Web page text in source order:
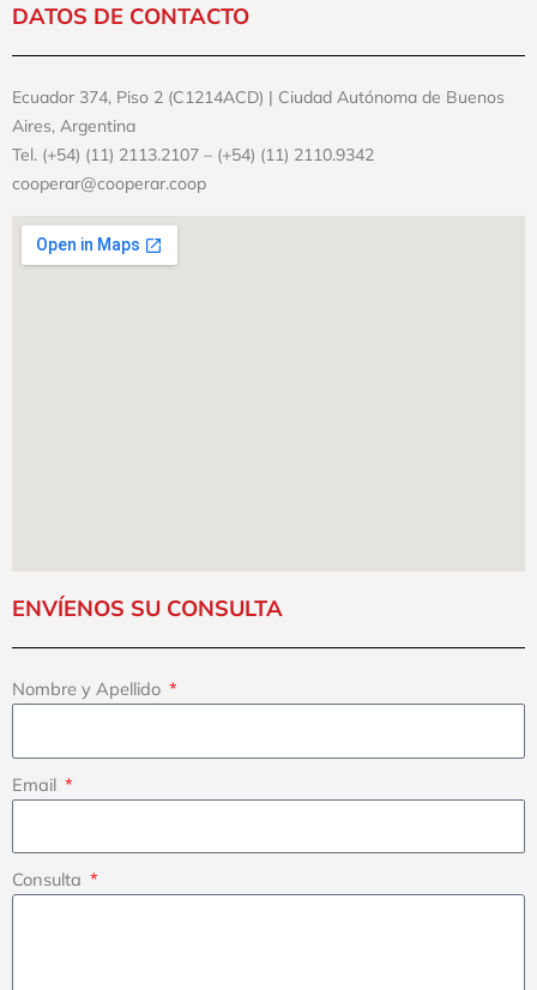
DATOS DE CONTACTO
Ecuador 374, Piso 2 (C1214ACD) | Ciudad Autónoma de Buenos
Aires, Argentina
Tel. (+54) (11) 2113.2107 – (+54) (11) 2110.9342
cooperar@cooperar.coop
ENVÍENOS SU CONSULTA
Nombre y Apellido
Email
Consulta